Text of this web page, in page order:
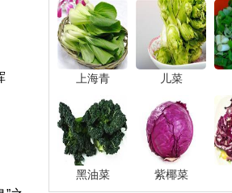
上海青 儿菜
黑油菜 紫椰菜